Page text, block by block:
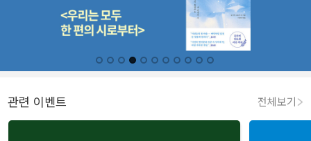
관련 이벤트 전체보기